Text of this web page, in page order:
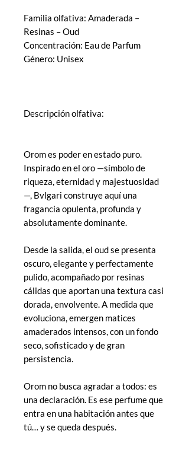
Familia olfativa: Amaderada –
Resinas – Oud
Concentración: Eau de Parfum
Género: Unisex
Descripción olfativa:
Orom es poder en estado puro.
Inspirado en el oro —símbolo de
riqueza, eternidad y majestuosidad
—, Bvlgari construye aquí una
fragancia opulenta, profunda y
absolutamente dominante.
Desde la salida, el oud se presenta
oscuro, elegante y perfectamente
pulido, acompañado por resinas
cálidas que aportan una textura casi
dorada, envolvente. A medida que
evoluciona, emergen matices
amaderados intensos, con un fondo
seco, sofisticado y de gran
persistencia.
Orom no busca agradar a todos: es
una declaración. Es ese perfume que
entra en una habitación antes que
tú… y se queda después.